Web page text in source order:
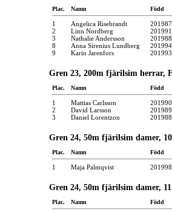
Plac. Namn Född
1 Angelica Risebrandt
201987
2
Linn Nordberg
201991
3
Nathalie Andersson
201988
8
Anna Sirenius Lundberg
201994
9
Karin Jarenfors 201993
Gren 23, 200m fjärilsim herrar,
Plac. Namn Född
1 Mattias Carlsson
201990
2
David Larsson
201989
3
Daniel Lorentzon 201988
Gren 24, 50m fjärilsim damer,
Plac. Namn Född
1 Maja Palmqvist 201998
Gren 24, 50m fjärilsim damer,
Plac. Namn Född